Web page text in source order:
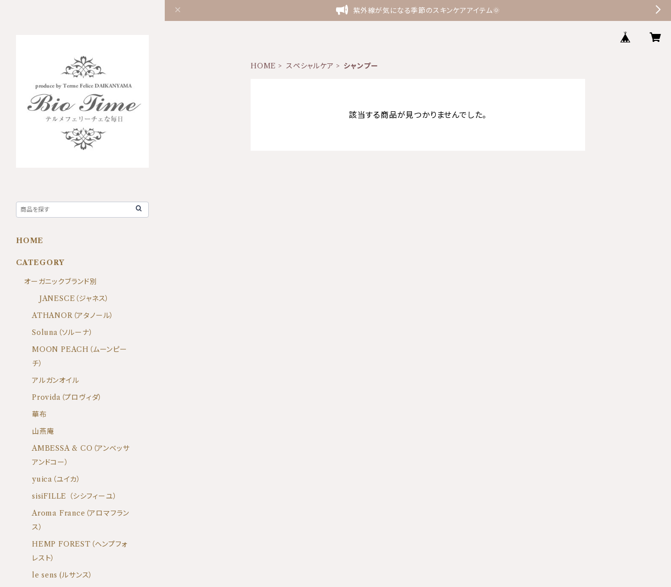
紫外線が気になる季節のスキンケアアイテム🌞
HOME スペシャルケア シャンプー
該当する商品が見つかりませんでした。
HOME
CATEGORY
オーガニックブランド別
JANESCE（ジャネス）
ATHANOR（アタノール）
Soluna（ソルーナ）
MOON PEACH（ムーンピー
チ）
アルガンオイル
Provida（プロヴィダ）
華布
山燕庵
AMBESSA & CO（アンベッサ
アンドコー）
yuica（ユイカ）
sisiFILLE （シシフィーユ）
Aroma France（アロマフラン
ス）
HEMP FOREST（ヘンプフォ
レスト）
le sens (ルサンス）